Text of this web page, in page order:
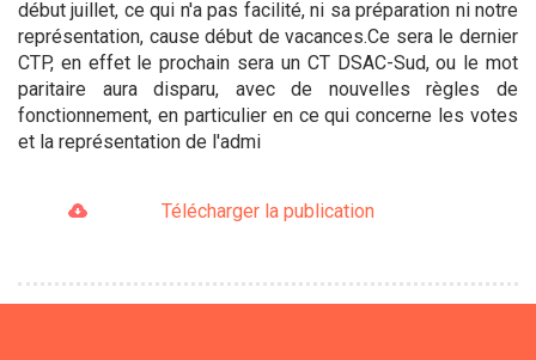
début juillet, ce qui n'a pas facilité, ni sa préparation ni notre
représentation, cause début de vacances.Ce sera le dernier
CTP, en effet le prochain sera un CT DSAC-Sud, ou le mot
paritaire aura disparu, avec de nouvelles règles de
fonctionnement, en particulier en ce qui concerne les votes
et la représentation de l'admi
Télécharger la publication